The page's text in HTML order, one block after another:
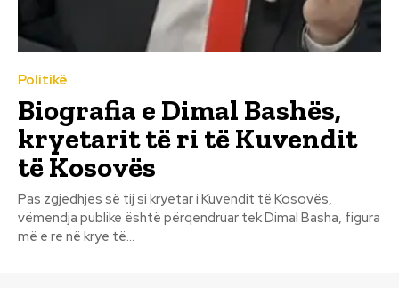
Politikë
Biografia e Dimal Bashës,
kryetarit të ri të Kuvendit
të Kosovës
Pas zgjedhjes së tij si kryetar i Kuvendit të Kosovës,
vëmendja publike është përqendruar tek Dimal Basha, figura
më e re në krye të...